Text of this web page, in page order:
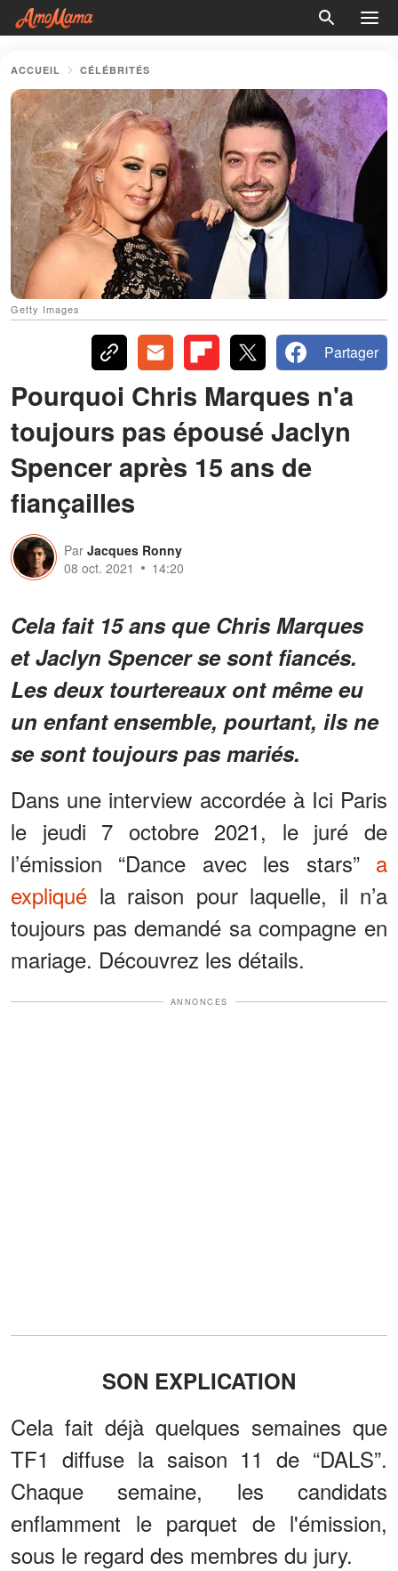
ACCUEIL CÉLÉBRITÉS
Getty Images
Partager
Pourquoi Chris Marques n'a
toujours pas épousé Jaclyn
Spencer après 15 ans de
fiançailles
Par Jacques Ronny
08 oct. 2021
14:20
Cela fait 15 ans que Chris Marques
et Jaclyn Spencer se sont fiancés.
Les deux tourtereaux ont même eu
un enfant ensemble, pourtant, ils ne
se sont toujours pas mariés.
Dans une interview accordée à Ici Paris
le jeudi 7 octobre 2021, le juré de
l’émission “Dance avec les stars” a
expliqué la raison pour laquelle, il n’a
toujours pas demandé sa compagne en
mariage. Découvrez les détails.
ANNONCES
SON EXPLICATION
Cela fait déjà quelques semaines que
TF1 diffuse la saison 11 de “DALS”.
Chaque semaine, les candidats
enflamment le parquet de l'émission,
sous le regard des membres du jury.